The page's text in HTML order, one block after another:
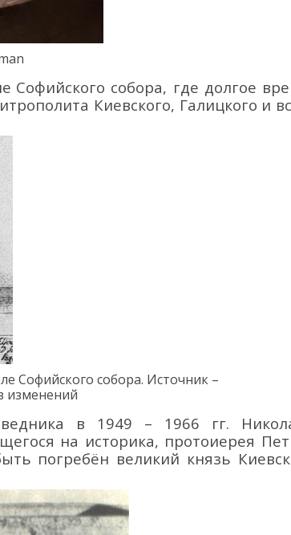
Софийского собора, где долгое
Киевского, Галицкого и
Софийского собора. Источник –
изменений
в 1949 – 1 966 гг.
на историка, протоиерея П
погребён великий князь